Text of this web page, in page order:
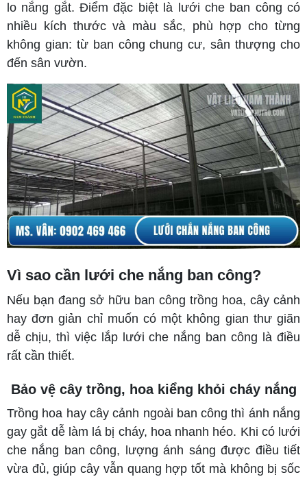
lo nắng gắt. Điểm đặc biệt là lưới che ban công có
nhiều kích thước và màu sắc, phù hợp cho từng
không gian: từ ban công chung cư, sân thượng cho
đến sân vườn.
Vì sao cần lưới che nắng ban công?
Nếu bạn đang sở hữu ban công trồng hoa, cây cảnh
hay đơn giản chỉ muốn có một không gian thư giãn
dễ chịu, thì việc lắp lưới che nắng ban công là điều
rất cần thiết.
Bảo vệ cây trồng, hoa kiểng khỏi cháy nắng
Trồng hoa hay cây cảnh ngoài ban công thì ánh nắng
gay gắt dễ làm lá bị cháy, hoa nhanh héo. Khi có lưới
che nắng ban công, lượng ánh sáng được điều tiết
vừa đủ, giúp cây vẫn quang hợp tốt mà không bị sốc